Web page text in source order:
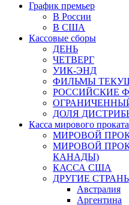
График премьер
В России
В США
Кассовые сборы
ДЕНЬ
ЧЕТВЕРГ
УИК-ЭНД
ФИЛЬМЫ
РОССИЙСКИЕ
ДОЛЯ
Касса мирового проката
МИРОВОЙ
МИРОВОЙ
КАНАДЫ)
КАССА США
ДРУГИЕ
Австралия
Аргентина